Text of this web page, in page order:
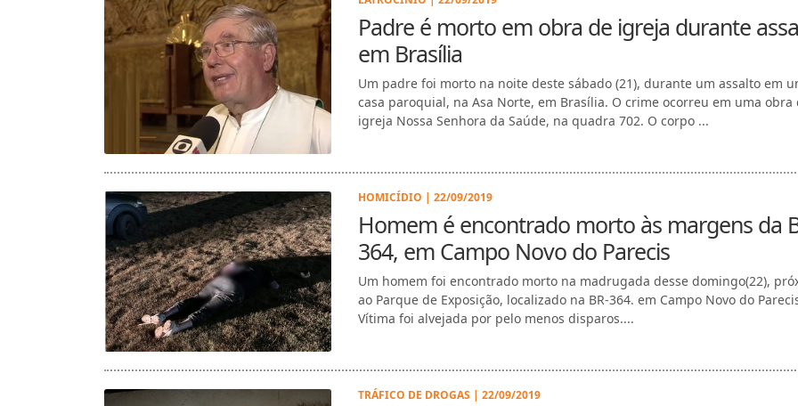
Padre é morto em obra de igreja durante
em Brasília
Um padre foi morto na noite deste sábado (21), durante um assalto em
casa paroquial, na Asa Norte, em Brasília. O crime ocorreu em uma obra
igreja Nossa Senhora da Saúde, na quadra 702. O corpo ...
HOMICÍDIO | 22/09/2019
Homem é encontrado morto às margens da
364, em Campo Novo do Parecis
Um homem foi encontrado morto na madrugada desse domingo(22),
ao Parque de Exposição, localizado na BR-364. em Campo Novo do
Vítima foi alvejada por pelo menos disparos....
TRÁFICO DE DROGAS | 22/09/2019